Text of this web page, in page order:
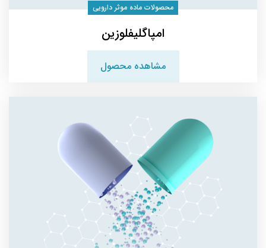
محصولات ماده موثر دارویی
امپاگلیفلوزین
مشاهده محصول